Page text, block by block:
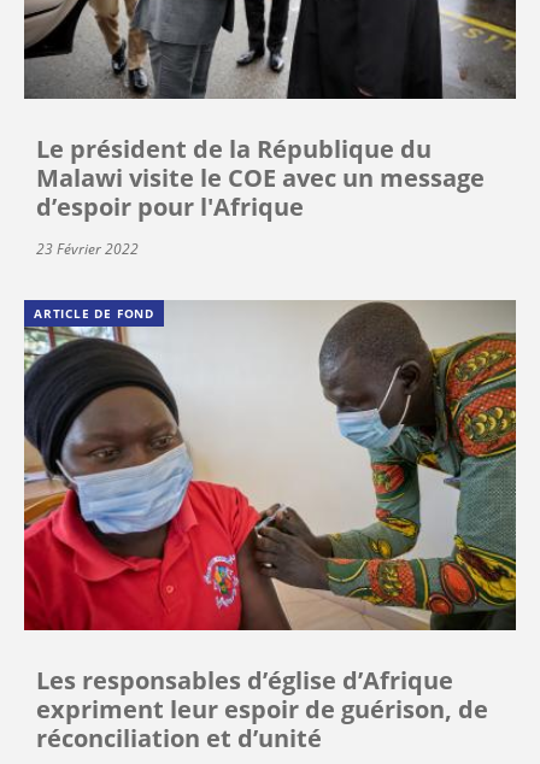
Le président de la République du
Malawi visite le COE avec un message
d’espoir pour l'Afrique
23 Février 2022
ARTICLE DE FOND
Les responsables d’église d’Afrique
expriment leur espoir de guérison, de
réconciliation et d’unité